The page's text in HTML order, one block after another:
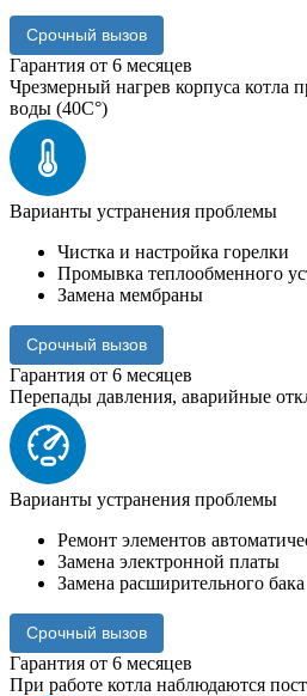
Срочный вызов
Гарантия от 6 месяцев
Чрезмерный нагрев корпуса котла
воды (40C°)
Варианты устранения проблемы
Чистка и настройка горелки
Промывка теплообменного
Замена мембраны
Срочный вызов
Гарантия от 6 месяцев
Перепады давления, аварийные
Варианты устранения проблемы
Ремонт элементов
Замена электронной платы
Замена расширительного бака
Срочный вызов
Гарантия от 6 месяцев
При работе котла наблюдаются